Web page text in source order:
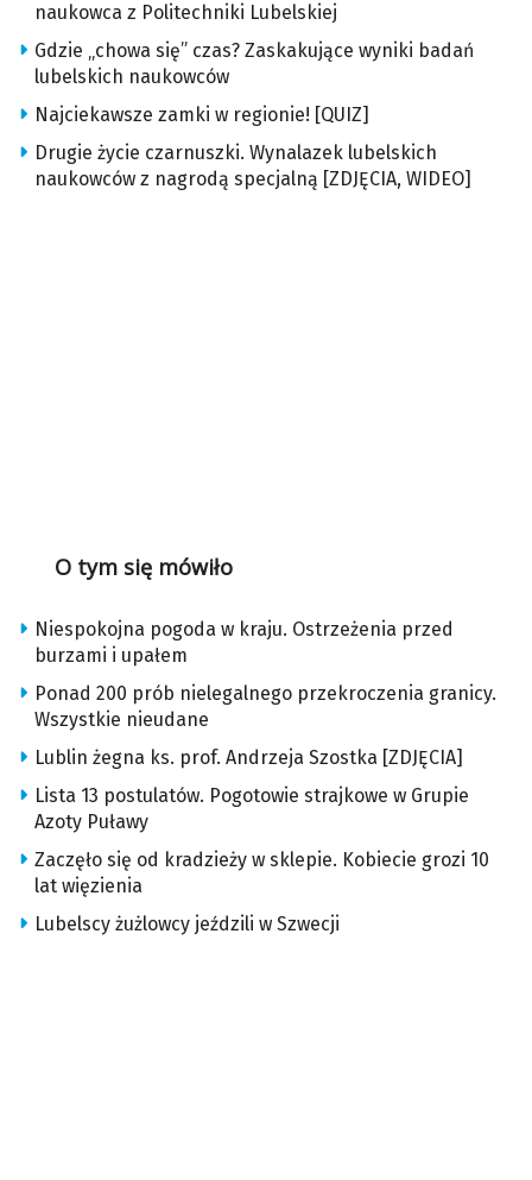
naukowca z Politechniki Lubelskiej
Gdzie „chowa się” czas? Zaskakujące wyniki badań
lubelskich naukowców
Najciekawsze zamki w regionie! [QUIZ]
Drugie życie czarnuszki. Wynalazek lubelskich
naukowców z nagrodą specjalną [ZDJĘCIA, WIDEO]
O tym się mówiło
Niespokojna pogoda w kraju. Ostrzeżenia przed
burzami i upałem
Ponad 200 prób nielegalnego przekroczenia granicy.
Wszystkie nieudane
Lublin żegna ks. prof. Andrzeja Szostka [ZDJĘCIA]
Lista 13 postulatów. Pogotowie strajkowe w Grupie
Azoty Puławy
Zaczęło się od kradzieży w sklepie. Kobiecie grozi 10
lat więzienia
Lubelscy żużlowcy jeździli w Szwecji